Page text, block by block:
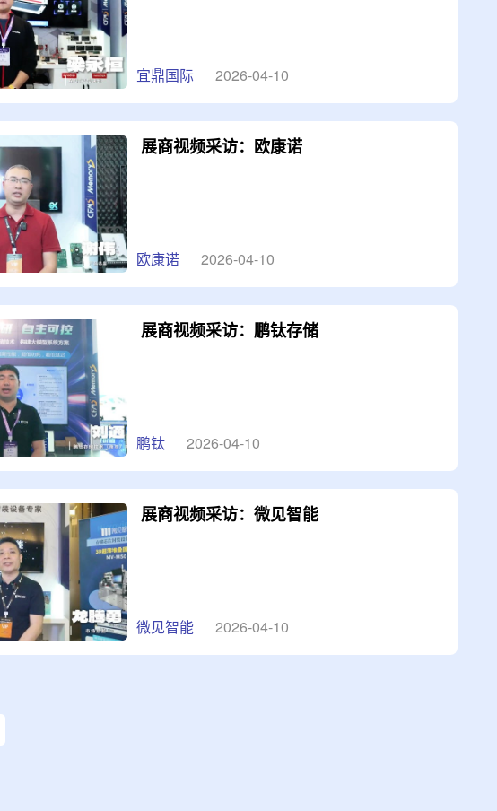
宜鼎国际 2026-04-10
展商视频采访：欧康诺
欧康诺 2026-04-10
展商视频采访：鹏钛存储
鹏钛 2026-04-10
展商视频采访：微见智能
微见智能 2026-04-10